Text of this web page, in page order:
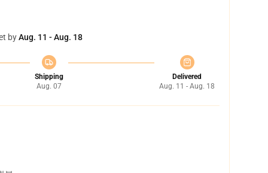
byAug. 11 - Aug. 18
Shipping
Aug. 07
Delivered
Aug. 11 - Aug. 18